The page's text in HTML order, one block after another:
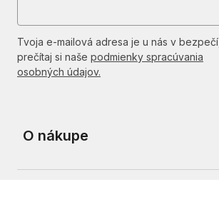
Tvoja e-mailová adresa je u nás v bezpečí,
prečítaj si naše podmienky spracúvania
osobných údajov.
O nákupe